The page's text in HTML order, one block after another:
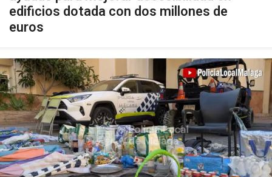
edificios dotada con dos millones de
euros